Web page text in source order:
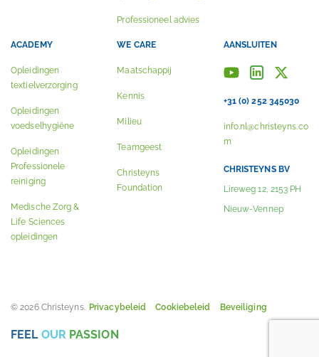
Professioneel advies
ACADEMY
Opleidingen
textielverzorging
Opleidingen
voedselhygiëne
Opleidingen
Professionele
reiniging
Medische Zorg &
Life Sciences
opleidingen
WE CARE
Maatschappij
Kennis
Milieu
Teamgeest
Christeyns
Foundation
AANSLUITEN
+31 (0) 252 345030
info.nl@christeyns.co
m
CHRISTEYNS BV
Lireweg 12, 2153 PH
Nieuw-Vennep
© 2026 Christeyns. Privacybeleid Cookiebeleid Beveiliging
FEEL OUR PASSION